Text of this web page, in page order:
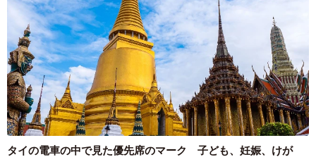
タイの電車の中で見た優先席のマーク 子ども、妊娠、けが